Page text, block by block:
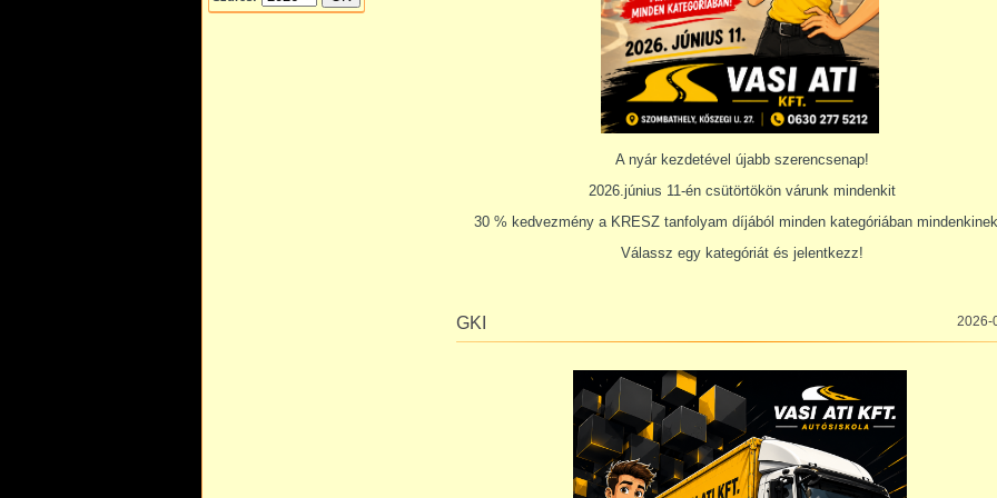
A nyár kezdetével újabb szerencsenap!
2026.június 11-én csütörtökön várunk mindenkit
30 % kedvezmény a KRESZ tanfolyam díjából minden kategóriában
Válassz egy kategóriát és jelentkezz!
GKI 2026-